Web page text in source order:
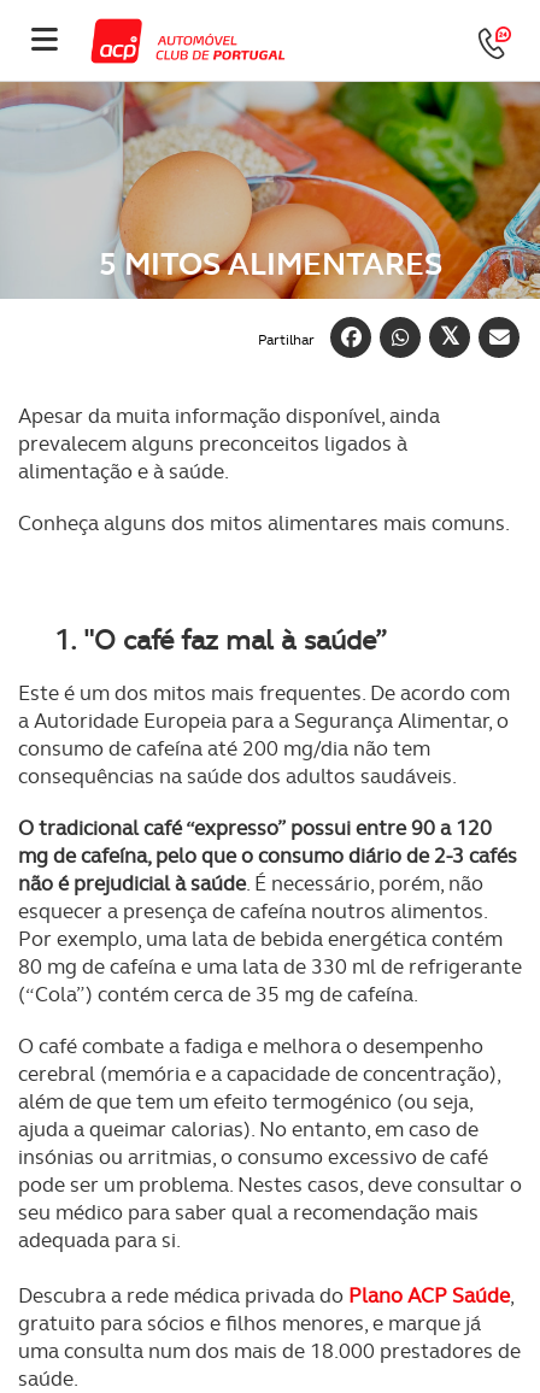
5 MITOS ALIMENTARES
Partilhar
Apesar da muita informação disponível, ainda
prevalecem alguns preconceitos ligados à
alimentação e à saúde.
Conheça alguns dos mitos alimentares mais comuns.
1. "O café faz mal à saúde”
Este é um dos mitos mais frequentes. De acordo com
a Autoridade Europeia para a Segurança Alimentar, o
consumo de cafeína até 200 mg/dia não tem
consequências na saúde dos adultos saudáveis.
O tradicional café “expresso” possui entre 90 a 120
mg de cafeína, pelo que o consumo diário de 2-3 cafés
não é prejudicial à saúde. É necessário, porém, não
esquecer a presença de cafeína noutros alimentos.
Por exemplo, uma lata de bebida energética contém
80 mg de cafeína e uma lata de 330 ml de refrigerante
(“Cola”) contém cerca de 35 mg de cafeína.
O café combate a fadiga e melhora o desempenho
cerebral (memória e a capacidade de concentração),
além de que tem um efeito termogénico (ou seja,
ajuda a queimar calorias). No entanto, em caso de
insónias ou arritmias, o consumo excessivo de café
pode ser um problema. Nestes casos, deve consultar o
seu médico para saber qual a recomendação mais
adequada para si.
Descubra a rede médica privada do Plano ACP Saúde,
gratuito para sócios e filhos menores, e marque já
uma consulta num dos mais de 18.000 prestadores de
saúde.